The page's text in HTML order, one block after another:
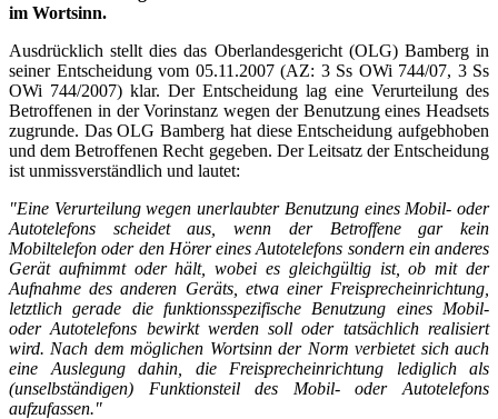
im Wortsinn.
Ausdrücklich stellt dies das Oberlandesgericht (OLG) Bamberg in
seiner Entscheidung vom 05.11.2007 (AZ: 3 Ss OWi 744/07, 3 Ss
OWi 744/2007) klar. Der Entscheidung lag eine Verurteilung des
Betroffenen in der Vorinstanz wegen der Benutzung eines Headsets
zugrunde. Das OLG Bamberg hat diese Entscheidung aufgebhoben
und dem Betroffenen Recht gegeben. Der Leitsatz der Entscheidung
ist unmissverständlich und lautet:
"Eine Verurteilung wegen unerlaubter Benutzung eines Mobil- oder
Autotelefons scheidet aus, wenn der Betroffene gar kein
Mobiltelefon oder den Hörer eines Autotelefons sondern ein anderes
Gerät aufnimmt oder hält, wobei es gleichgültig ist, ob mit der
Aufnahme des anderen Geräts, etwa einer Freisprecheinrichtung,
letztlich gerade die funktionsspezifische Benutzung eines Mobil-
oder Autotelefons bewirkt werden soll oder tatsächlich realisiert
wird. Nach dem möglichen Wortsinn der Norm verbietet sich auch
eine Auslegung dahin, die Freisprecheinrichtung lediglich als
(unselbständigen) Funktionsteil des Mobil- oder Autotelefons
aufzufassen."